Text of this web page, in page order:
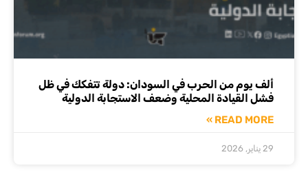
ألف يوم من الحرب في السودان: دولة تتفكك في ظل
فشل القيادة المحلية وضعف الاستجابة الدولية
READ MORE »
29 يناير, 2026